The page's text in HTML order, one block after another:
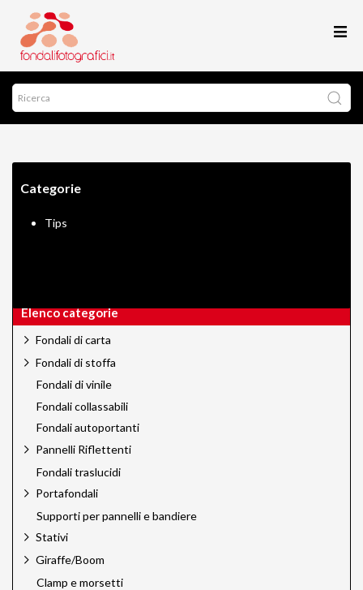
Categorie
Tips
Elenco categorie
Fondali di carta
Fondali di stoffa
Fondali di vinile
Fondali collassabili
Fondali autoportanti
Pannelli Riflettenti
Fondali traslucidi
Portafondali
Supporti per pannelli e bandiere
Stativi
Giraffe/Boom
Clamp e morsetti